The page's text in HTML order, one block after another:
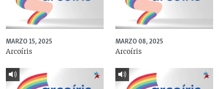
MARZO 15, 2025
Arcoíris
MARZO 08, 2025
Arcoíris